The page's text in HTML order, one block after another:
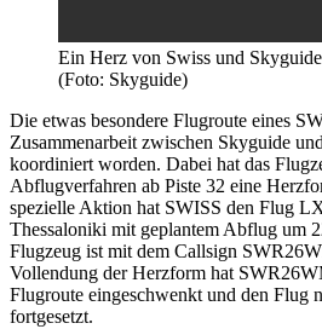
Ein Herz von Swiss und
(Foto: Skyguide)
Die etwas besondere Flugroute eines
Zusammenarbeit zwischen Skyguide
koordiniert worden. Dabei hat das
Abflugverfahren ab Piste 32 eine
spezielle Aktion hat SWISS den Flug
Thessaloniki mit geplantem Abflug um
Flugzeug ist mit dem Callsign
Vollendung der Herzform hat
Flugroute eingeschwenkt und den Flug
fortgesetzt.